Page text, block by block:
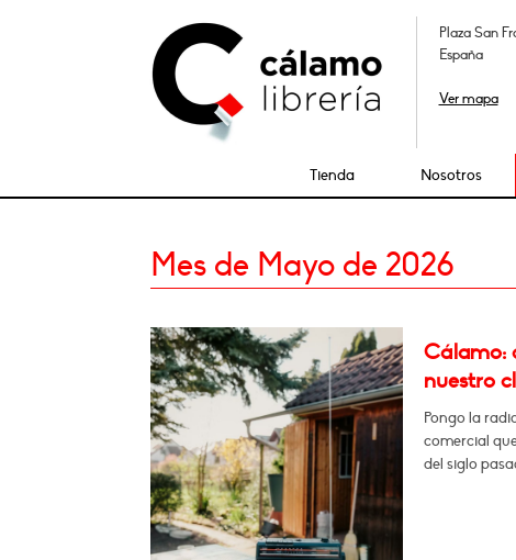
Plaza San
España
Ver mapa
Tienda Nosotros
Mes de Mayo de 2026
Cálamo:
nuestro
Pongo la
comercial
del siglo